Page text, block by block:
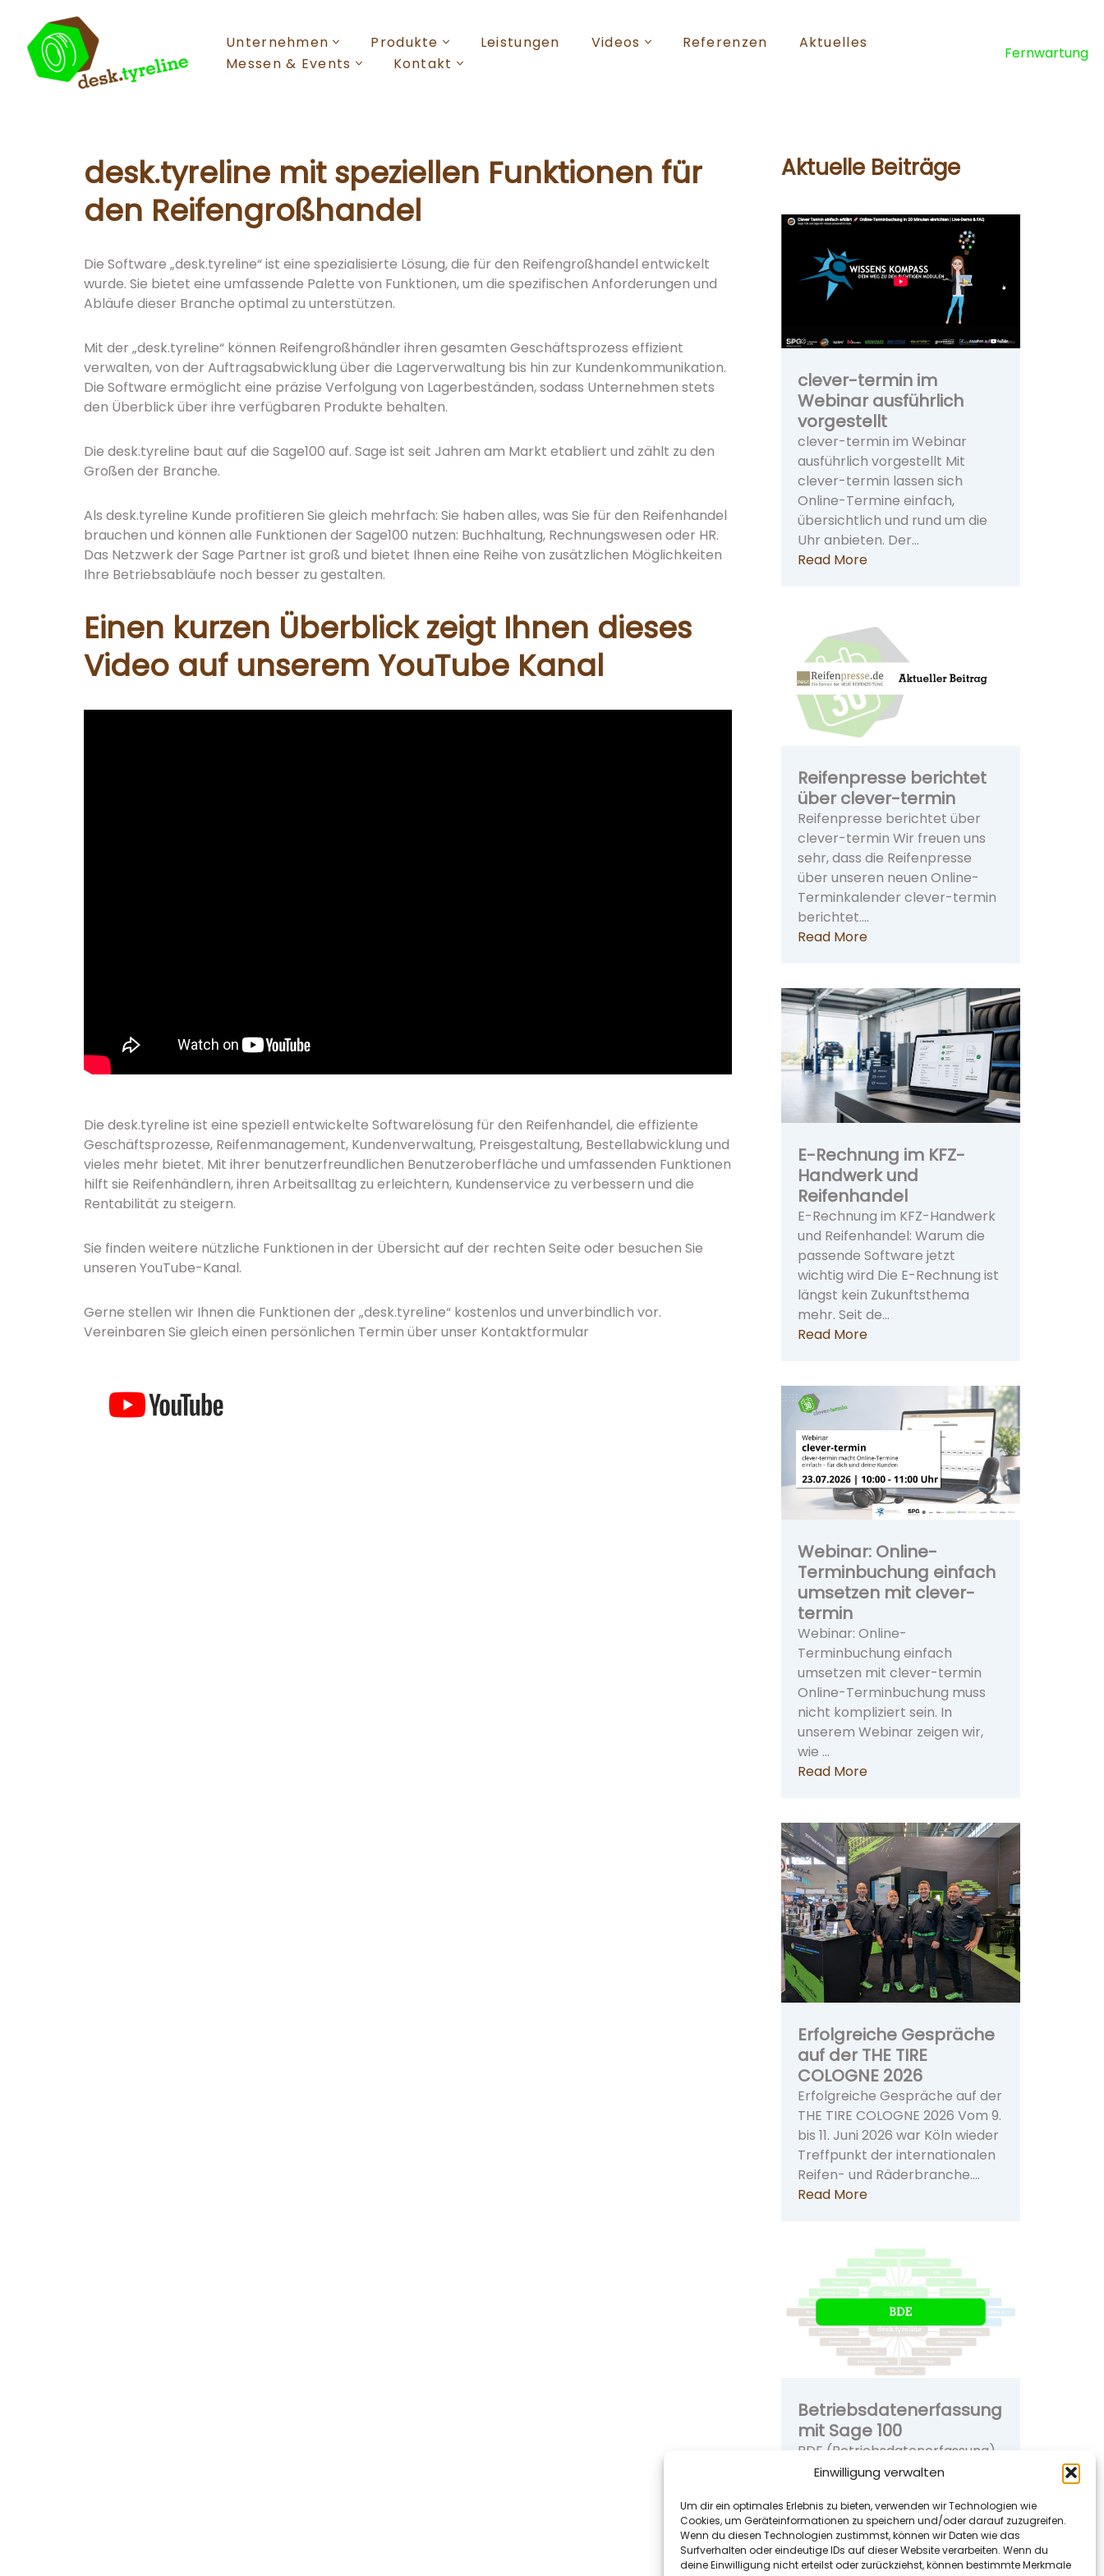
Einwilligung verwalten
Um dir ein optimales Erlebnis zu bieten, verwenden wir Technologien wie
Cookies, um Geräteinformationen zu speichern und/oder darauf zuzugreifen.
Wenn du diesen Technologien zustimmst, können wir Daten wie das
Surfverhalten oder eindeutige IDs auf dieser Website verarbeiten. Wenn du
deine Einwilligung nicht erteilst oder zurückziehst, können bestimmte Merkmale
Zum
Inhalt
springen
Unternehmen Produkte Leistungen Videos Referenzen
Aktuelles
Messen & Events
Kontakt
Fernwartung
desk.tyreline mit speziellen Funktionen für
den Reifengroßhandel
Die Software „desk.tyreline“ ist eine spezialisierte Lösung, die für den Reifengroßhandel entwickelt
wurde. Sie bietet eine umfassende Palette von Funktionen, um die spezifischen Anforderungen und
Abläufe dieser Branche optimal zu unterstützen.
Mit der „desk.tyreline“ können Reifengroßhändler ihren gesamten Geschäftsprozess effizient
verwalten, von der Auftragsabwicklung über die Lagerverwaltung bis hin zur Kundenkommunikation.
Die Software ermöglicht eine präzise Verfolgung von Lagerbeständen, sodass Unternehmen stets
den Überblick über ihre verfügbaren Produkte behalten.
Die desk.tyreline baut auf die Sage100 auf. Sage ist seit Jahren am Markt etabliert und zählt zu den
Großen der Branche.
Als desk.tyreline Kunde profitieren Sie gleich mehrfach: Sie haben alles, was Sie für den Reifenhandel
brauchen und können alle Funktionen der Sage100 nutzen: Buchhaltung, Rechnungswesen oder HR.
Das Netzwerk der Sage Partner ist groß und bietet Ihnen eine Reihe von zusätzlichen Möglichkeiten
Ihre Betriebsabläufe noch besser zu gestalten.
Einen kurzen Überblick zeigt Ihnen dieses
Video auf unserem YouTube Kanal
Die desk.tyreline ist eine speziell entwickelte Softwarelösung für den Reifenhandel, die effiziente
Geschäftsprozesse, Reifenmanagement, Kundenverwaltung, Preisgestaltung, Bestellabwicklung und
vieles mehr bietet. Mit ihrer benutzerfreundlichen Benutzeroberfläche und umfassenden Funktionen
hilft sie Reifenhändlern, ihren Arbeitsalltag zu erleichtern, Kundenservice zu verbessern und die
Rentabilität zu steigern.
Sie finden weitere nützliche Funktionen in der Übersicht auf der rechten Seite oder besuchen Sie
unseren YouTube-Kanal.
Gerne stellen wir Ihnen die Funktionen der „desk.tyreline“ kostenlos und unverbindlich vor.
Vereinbaren Sie gleich einen persönlichen Termin über unser Kontaktformular
Aktuelle Beiträge
clever-termin im
Webinar ausführlich
vorgestellt
clever-termin im Webinar
ausführlich vorgestellt Mit
clever-termin lassen sich
Online-Termine einfach,
übersichtlich und rund um die
Uhr anbieten. Der…
Read More
Reifenpresse berichtet
über clever-termin
Reifenpresse berichtet über
clever-termin Wir freuen uns
sehr, dass die Reifenpresse
über unseren neuen Online-
Terminkalender clever-termin
berichtet.…
Read More
E-Rechnung im KFZ-
Handwerk und
Reifenhandel
E-Rechnung im KFZ-Handwerk
und Reifenhandel: Warum die
passende Software jetzt
wichtig wird Die E-Rechnung ist
längst kein Zukunftsthema
mehr. Seit de…
Read More
Webinar: Online-
Terminbuchung einfach
umsetzen mit clever-
termin
Webinar: Online-
Terminbuchung einfach
umsetzen mit clever-termin
Online-Terminbuchung muss
nicht kompliziert sein. In
unserem Webinar zeigen wir,
wie …
Read More
Erfolgreiche Gespräche
auf der THE TIRE
COLOGNE 2026
Erfolgreiche Gespräche auf der
THE TIRE COLOGNE 2026 Vom 9.
bis 11. Juni 2026 war Köln wieder
Treffpunkt der internationalen
Reifen- und Räderbranche.…
Read More
Betriebsdatenerfassung
mit Sage 100
BDE (Betriebsdatenerfassung)
mit Sage 100 Produktionsdaten
und steuern – direkt in der
Fertigung. Mit der
Betriebsdate…
Read More